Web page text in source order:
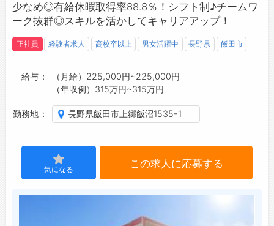
【初めての方へ】
長野県の求人検索で選ばれる理由
転職支援サービスについて
転職支援サービス
転職ノウハウ(応募書類の書き方・面接対策など)
転職・採用コラム
ジョブズゴーについて
会社概要
お問い合わせ
よくあるご質問
少なめ◎有給休暇取得率88.8％！シフト制♪チームワ
ーク抜群◎スキルを活かしてキャリアアップ！
正社員 経験者求人 高校卒以上 男女活躍中 長野県 飯田市
給与
（月給）225,000円~225,000円
（年収例）315万円~315万円
勤務地 長野県飯田市上郷飯沼1535-1
気になる この求人に応募する